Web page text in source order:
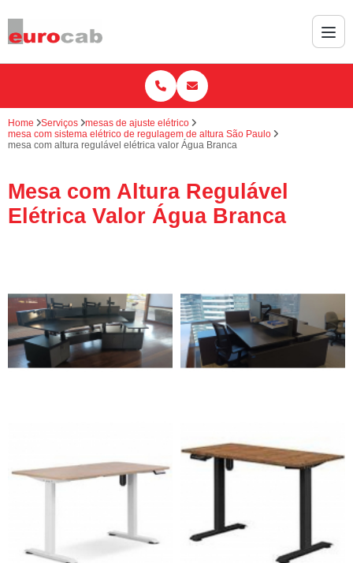
Home Serviços
mesas de ajuste elétrico
mesa com sistema elétrico de regulagem de altura São Paulo
mesa com altura regulável elétrica valor Água Branca
Mesa com Altura Regulável
Elétrica Valor Água Branca